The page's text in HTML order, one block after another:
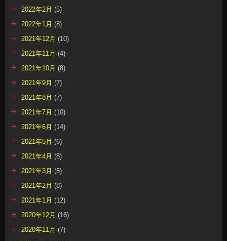
2022年2月 (5)
2022年1月 (8)
2021年12月 (10)
2021年11月 (4)
2021年10月 (8)
2021年9月 (7)
2021年8月 (7)
2021年7月 (10)
2021年6月 (14)
2021年5月 (6)
2021年4月 (8)
2021年3月 (5)
2021年2月 (8)
2021年1月 (12)
2020年12月 (16)
2020年11月 (7)